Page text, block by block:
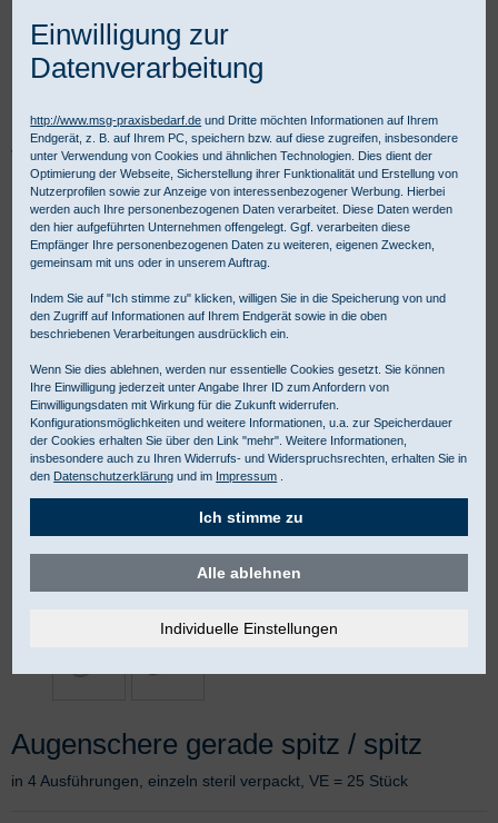
Praxisbedarf Shop Instrumente
Einmalinstrumente
AMEPRO Einmalinstrumente
Ophthalmologische Instrumente
Ophthalmologische Scheren
Augenschere gerade spitz / spitz
Augenschere gerade spitz / spitz
in 4 Ausführungen, einzeln steril verpackt, VE = 25 Stück
Einwilligung zur
Datenverarbeitung
http://www.msg-praxisbedarf.de und Dritte möchten Informationen auf Ihrem
Endgerät, z. B. auf Ihrem PC, speichern bzw. auf diese zugreifen, insbesondere
unter Verwendung von Cookies und ähnlichen Technologien. Dies dient der
Optimierung der Webseite, Sicherstellung ihrer Funktionalität und Erstellung von
Nutzerprofilen sowie zur Anzeige von interessenbezogener Werbung. Hierbei
werden auch Ihre personenbezogenen Daten verarbeitet. Diese Daten werden
den hier aufgeführten Unternehmen offengelegt. Ggf. verarbeiten diese
Empfänger Ihre personenbezogenen Daten zu weiteren, eigenen Zwecken,
gemeinsam mit uns oder in unserem Auftrag.
Indem Sie auf "Ich stimme zu" klicken, willigen Sie in die Speicherung von und
den Zugriff auf Informationen auf Ihrem Endgerät sowie in die oben
beschriebenen Verarbeitungen ausdrücklich ein.
Wenn Sie dies ablehnen, werden nur essentielle Cookies gesetzt. Sie können
Ihre Einwilligung jederzeit unter Angabe Ihrer ID zum Anfordern von
Einwilligungsdaten mit Wirkung für die Zukunft widerrufen.
Konfigurationsmöglichkeiten und weitere Informationen, u.a. zur Speicherdauer
der Cookies erhalten Sie über den Link "mehr". Weitere Informationen,
insbesondere auch zu Ihren Widerrufs- und Widerspruchsrechten, erhalten Sie in
den Datenschutzerklärung und im Impressum
Ich stimme zu
Alle ablehnen